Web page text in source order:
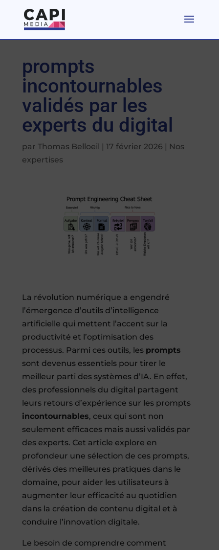
prompts
incontournables
validés par les
experts du digital
par Thomas Belloeil | 17 février 2026 | Nos
expertises
La révolution numérique a engendré
l’émergence d’outils d’intelligence
artificielle qui mettent l’accent sur la
productivité et l’optimisation des
processus. Parmi ces outils, les prompts
sont devenus essentiels pour tirer le
meilleur parti des systèmes d’IA. En effet,
des professionnels du digital partagent
leurs retours d’expérience sur les prompts
incontournables, ceux qui sont non
seulement efficaces mais aussi validés par
des experts. Cet article explore en
profondeur une sélection de ces prompts,
dérivés des meilleures pratiques dans le
domaine, pour aider les utilisateurs à
augmenter leur efficacité au quotidien
dans la création de contenu digital et à
conduire l’innovation digitale.
Le besoin de comprendre comment